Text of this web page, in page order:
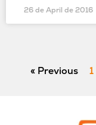
26 de April de 2016
« Previous 1